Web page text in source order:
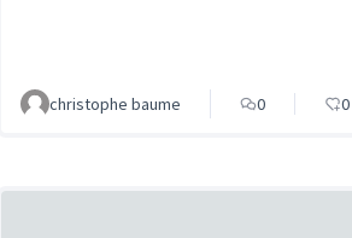
christophe baume 0 0